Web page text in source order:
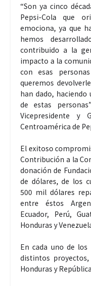
“Son ya cinco
Pepsi-Cola que
emociona, ya que
hemos
contribuido a la
impacto a la
con esas
queremos
han dado,
de estas
Vicepresidente y
Centroamérica de
El exitoso
Contribución a la
donación de
de dólares, de los
500 mil dólares
entre éstos
Ecuador, Perú,
Honduras y
En cada uno de
distintos
Honduras y